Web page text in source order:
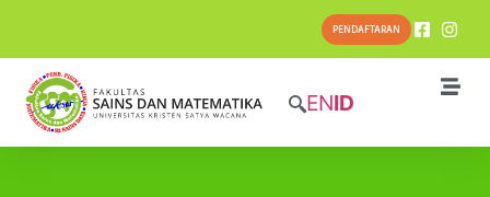
PENDAFTARAN
ENID